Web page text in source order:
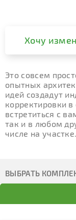
Хочу
Это совсем
опытных
идей создадут
корректировки
встретиться с
так и в любом
числе на участке.
ВЫБРАТЬ